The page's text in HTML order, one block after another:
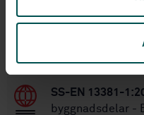
STANDARDER
SS-EN 13381-
byggnadsdelar -